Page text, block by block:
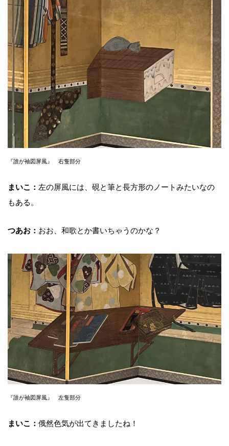
『誰が袖図屏風』 右隻部分
まいこ： 左の屏風には、硯と筆と長方形のノートみたいなの
もある。
つあお： おお、和歌とか書いちゃうのかな？
『誰が袖図屏風』 左隻部分
まいこ： 俄然色気が出てきましたね！